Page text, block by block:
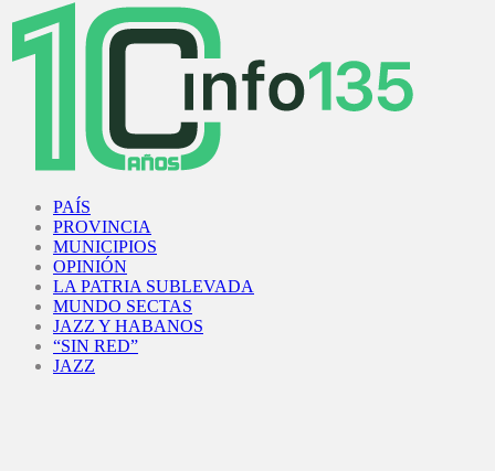
PAÍS
PROVINCIA
MUNICIPIOS
OPINIÓN
LA PATRIA SUBLEVADA
MUNDO SECTAS
JAZZ Y HABANOS
“SIN RED”
JAZZ